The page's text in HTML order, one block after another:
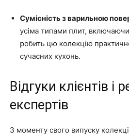
Сумісність з варильною
усіма типами плит, включаючи
робить цю колекцію
сучасних кухонь.
Відгуки клієнтів і
експертів
З моменту свого випуску